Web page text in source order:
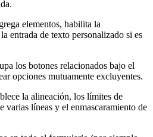
elementos, habilita la
entrada de texto personalizado si es
los botones relacionados bajo el
opciones mutuamente excluyentes.
la alineación, los límites de
varias líneas y el enmascaramiento de